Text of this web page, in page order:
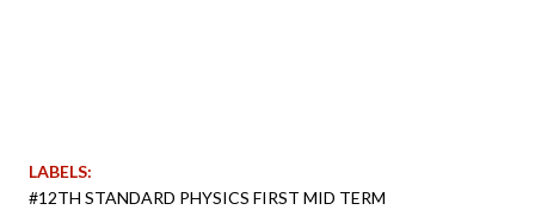
LABELS:
#12TH STANDARD PHYSICS FIRST MID TERM